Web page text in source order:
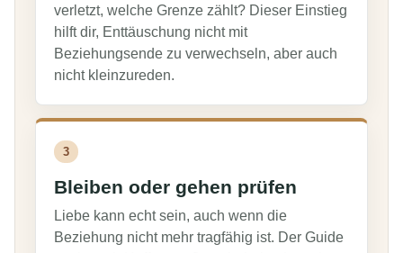
verletzt, welche Grenze zählt? Dieser Einstieg
hilft dir, Enttäuschung nicht mit
Beziehungsende zu verwechseln, aber auch
nicht kleinzureden.
3
Bleiben oder gehen prüfen
Liebe kann echt sein, auch wenn die
Beziehung nicht mehr tragfähig ist. Der Guide